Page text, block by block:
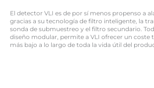
El detector VLI es de por sí menos propenso a
gracias a su tecnología de filtro inteligente, la
sonda de submuestreo y el filtro secundario.
diseño modular, permite a VLI ofrecer un coste
más bajo a lo largo de toda la vida útil del